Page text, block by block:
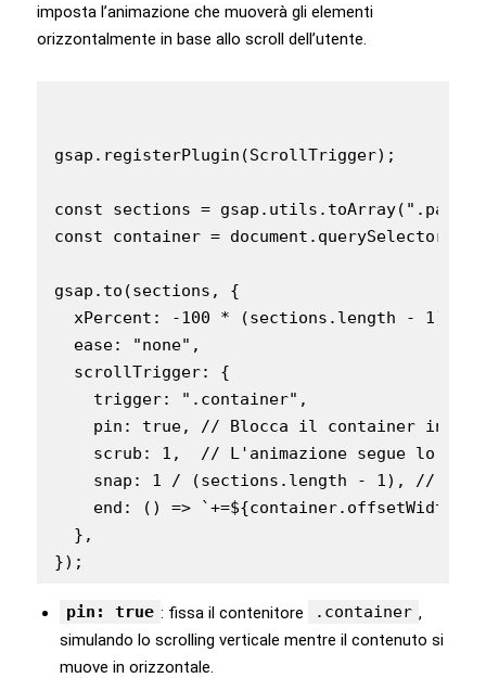
imposta l’animazione che muoverà gli elementi
orizzontalmente in base allo scroll dell’utente.
gsap.registerPlugin(ScrollTrigger);
const sections =
const container =
gsap.to(sections, {
  xPercent: -100 * (sections.length - 1),
  ease: "none",
  scrollTrigger: {
    trigger: ".container",
pin: true, // Blocca il container in
scrub: 1,  // L'animazione segue lo
snap: 1 / (sections.length - 1), //
end: () =>
  },
});
pin: true : fissa il contenitore .container ,
simulando lo scrolling verticale mentre il contenuto si
muove in orizzontale.